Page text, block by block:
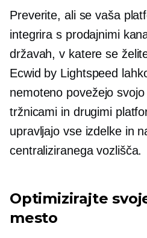
Preverite, ali se vaša
integrira s prodajnimi
državah, v katere se
Ecwid by Lightspeed
nemoteno povežejo
tržnicami in drugimi
upravljajo vse izdelke in
centraliziranega vozlišča.
Optimizirajte
mesto